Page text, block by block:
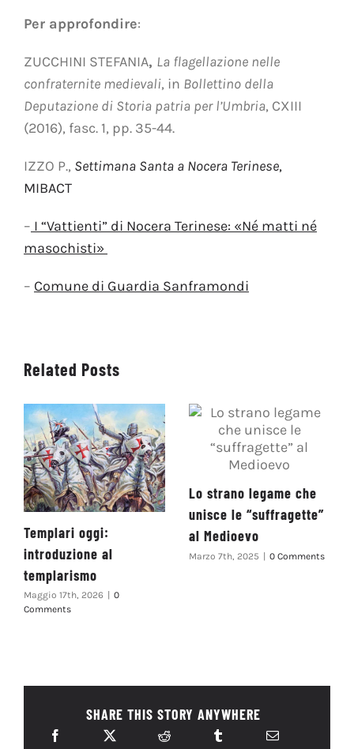
Per approfondire:
ZUCCHINI STEFANIA, La flagellazione nelle
confraternite medievali, in Bollettino della
Deputazione di Storia patria per l’Umbria, CXIII
(2016), fasc. 1, pp. 35-44.
IZZO P., Settimana Santa a Nocera Terinese,
MIBACT
– I “Vattienti” di Nocera Terinese: «Né matti né
masochisti»
– Comune di Guardia Sanframondi
Related Posts
Templari oggi:
introduzione al
templarismo
Maggio 17th, 2026
0
Comments
Lo strano legame che
unisce le “suffragette”
al Medioevo
Marzo 7th, 2025 | 0 Comments
SHARE THIS STORY ANYWHERE